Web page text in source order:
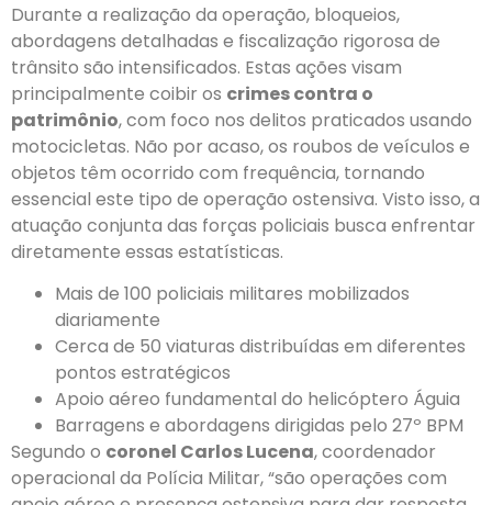
Durante a realização da operação, bloqueios,
abordagens detalhadas e fiscalização rigorosa de
trânsito são intensificados. Estas ações visam
principalmente coibir os crimes contra o
patrimônio, com foco nos delitos praticados usando
motocicletas. Não por acaso, os roubos de veículos e
objetos têm ocorrido com frequência, tornando
essencial este tipo de operação ostensiva. Visto isso, a
atuação conjunta das forças policiais busca enfrentar
diretamente essas estatísticas.
Mais de 100 policiais militares mobilizados
diariamente
Cerca de 50 viaturas distribuídas em diferentes
pontos estratégicos
Apoio aéreo fundamental do helicóptero Águia
Barragens e abordagens dirigidas pelo 27º BPM
Segundo o coronel Carlos Lucena, coordenador
operacional da Polícia Militar, “são operações com